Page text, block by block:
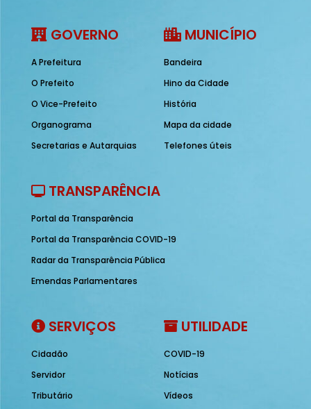
GOVERNO
A Prefeitura
O Prefeito
O Vice-Prefeito
Organograma
Secretarias e Autarquias
MUNICÍPIO
Bandeira
Hino da Cidade
História
Mapa da cidade
Telefones úteis
TRANSPARÊNCIA
Portal da Transparência
Portal da Transparência COVID-19
Radar da Transparência Pública
Emendas Parlamentares
SERVIÇOS
Cidadão
Servidor
Tributário
UTILIDADE
COVID-19
Notícias
Vídeos